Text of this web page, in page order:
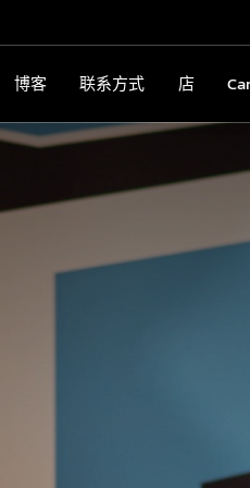
博客 联系方式 店
博客 联系方式 店